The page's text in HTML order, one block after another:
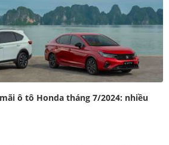
ô tô Honda tháng 7/2024: nhiều